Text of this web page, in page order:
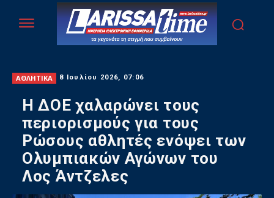
ΑΘΛΗΤΙΚΑ 8 Ιουλίου 2026, 07:06
Η ΔΟΕ χαλαρώνει τους
περιορισμούς για τους
Ρώσους αθλητές ενόψει των
Ολυμπιακών Αγώνων του
Λος Άντζελες